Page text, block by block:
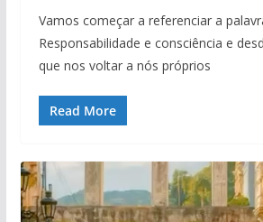
Vamos começar a referenciar a
Responsabilidade e consciência e
que nos voltar a nós próprios
Read More